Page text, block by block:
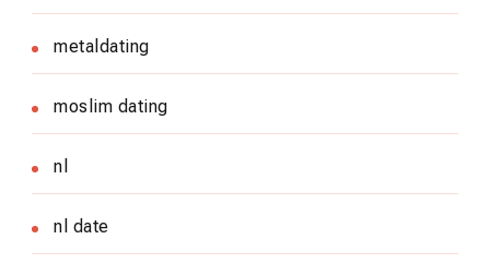
metaldating
moslim dating
nl
nl date